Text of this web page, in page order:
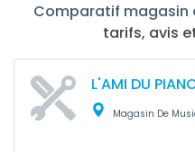
Comparatif magasin
tarifs, avis
L'AMI DU
Magasin De